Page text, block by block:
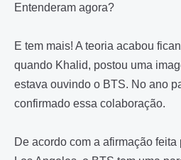
Entenderam agora?
E tem mais! A teoria acabou
quando Khalid, postou uma
estava ouvindo o BTS. No ano
confirmado essa colaboração.
De acordo com a afirmação